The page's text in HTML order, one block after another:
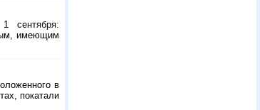
сентября:
имеющим
в
покатали